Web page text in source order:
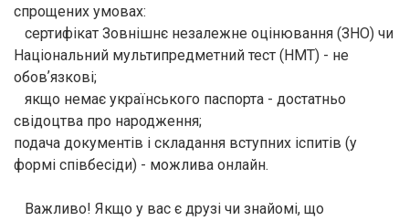
спрощених умовах:
сертифікат Зовнішнє незалежне оцінювання (ЗНО) чи
Національний мультипредметний тест (НМТ) - не
обовʼязкові;
якщо немає українського паспорта - достатньо
свідоцтва про народження;
подача документів і складання вступних іспитів (у
формі співбесіди) - можлива онлайн.
Важливо! Якщо у вас є друзі чи знайомі, що